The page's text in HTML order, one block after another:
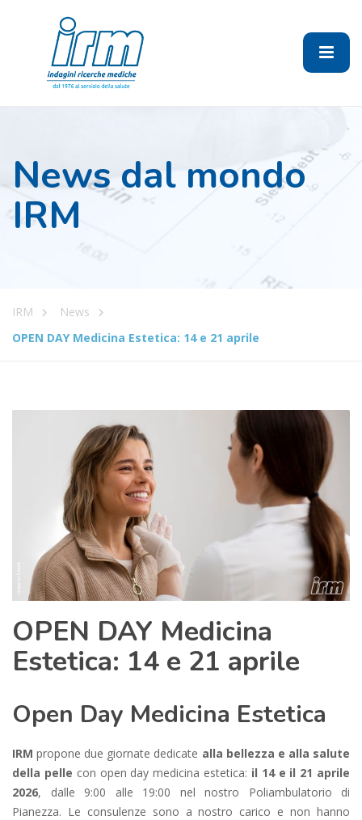
News dal mondo
IRM
IRM
News
OPEN DAY Medicina Estetica: 14 e 21 aprile
OPEN DAY Medicina
Estetica: 14 e 21 aprile
Open Day Medicina Estetica
IRM propone due giornate dedicate alla bellezza e alla salute
della pelle con open day medicina estetica: il 14 e il 21 aprile
2026, dalle 9:00 alle 19:00 nel nostro Poliambulatorio di
Pianezza. Le consulenze sono a nostro carico e non hanno